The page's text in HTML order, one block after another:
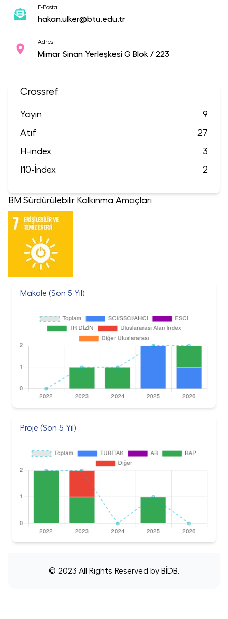
E-Posta
hakan.ulker@btu.edu.tr
Adres
Mimar Sinan Yerleşkesi G Blok / 223
Crossref
Yayın
9
Atıf
27
H-index
3
I10-İndex
2
BM Sürdürülebilir Kalkınma Amaçları
Makale (Son 5 Yıl)
Proje (Son 5 Yıl)
© 2023 All Rights Reserved byBİDB.